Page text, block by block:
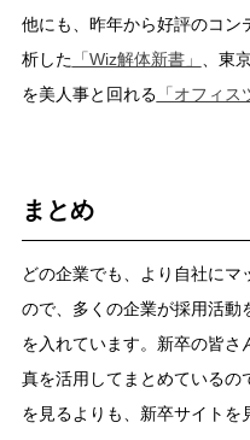
他にも、昨年から好評のコン
析した 「Wiz解体新書」
、東
を美人事と回れる 「オフィス
まとめ
どの企業でも、より自社に
ので、多くの企業が採用活動
を入れています。新卒の皆
真を活用してまとめているの
を見るよりも、新卒サイト